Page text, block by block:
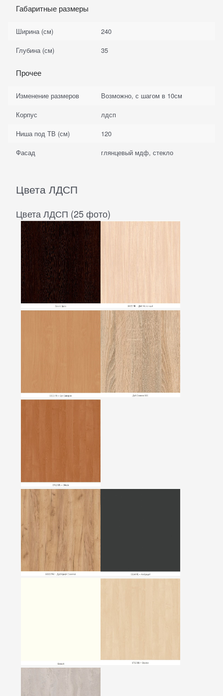
Габаритные размеры
Ширина (см)
240
Глубина (см)
35
Прочее
Изменение размеров
Возможно, с шагом в 10см
Корпус
лдсп
Ниша под ТВ (см)
120
Фасад
глянцевый мдф, стекло
Цвета ЛДСП
Цвета ЛДСП (25 фото)